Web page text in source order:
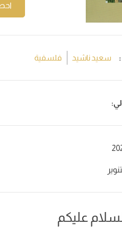
سعيد ناشيد فلسفية
عليكم